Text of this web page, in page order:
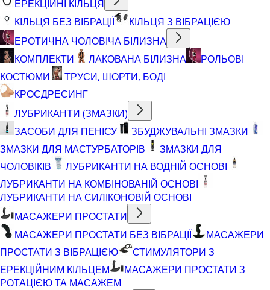
ЕРЕКЦІЙНІ КІЛЬЦЯ
КІЛЬЦЯ БЕЗ ВІБРАЦІЇ
КІЛЬЦЯ З ВІБРАЦІЄЮ
ЕРОТИЧНА ЧОЛОВІЧА БІЛИЗНА
КОМПЛЕКТИ
ЛАКОВАНА БІЛИЗНА
РОЛЬОВІ
КОСТЮМИ
ТРУСИ, ШОРТИ, БОДІ
КРОСДРЕСИНГ
ЛУБРИКАНТИ (ЗМАЗКИ)
ЗАСОБИ ДЛЯ ПЕНІСУ
ЗБУДЖУВАЛЬНІ ЗМАЗКИ
ЗМАЗКИ ДЛЯ МАСТУРБАТОРІВ
ЗМАЗКИ ДЛЯ
ЧОЛОВІКІВ
ЛУБРИКАНТИ НА ВОДНІЙ ОСНОВІ
ЛУБРИКАНТИ НА КОМБІНОВАНІЙ ОСНОВІ
ЛУБРИКАНТИ НА СИЛІКОНОВІЙ ОСНОВІ
МАСАЖЕРИ ПРОСТАТИ
МАСАЖЕРИ ПРОСТАТИ БЕЗ ВІБРАЦІЇ
МАСАЖЕРИ
ПРОСТАТИ З ВІБРАЦІЄЮ
СТИМУЛЯТОРИ З
ЕРЕКЦІЙНИМ КІЛЬЦЕМ
МАСАЖЕРИ ПРОСТАТИ З
РОТАЦІЄЮ ТА МАСАЖЕМ